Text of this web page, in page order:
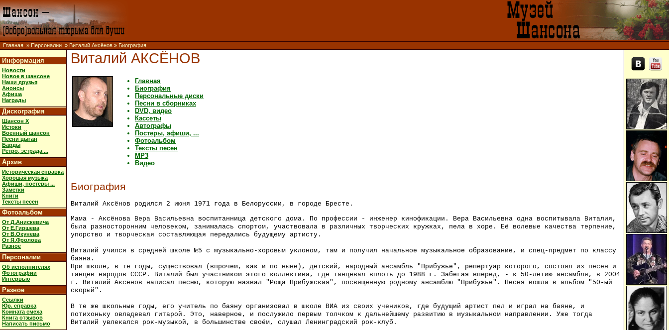
Главная » Персоналии » Виталий Аксёнов » Биография
Информация
Новости
Новое в шансоне
Наши друзья
Анонсы
Афиша
Награды
Дискография
Шансон X
Истоки
Военный шансон
Песни цыган
Барды
Ретро, эстрада ...
Архив
Историческая справка
Хорошая музыка
Афиши, постеры ...
Заметки
Книги
Тексты песен
Фотоальбом
От Д.Анискевича
От Е.Гиршева
От В.Окунева
От Я.Фролова
Разное
Персоналии
Об исполнителях
Фотографии
Интервью
Разное
Ссылки
Юр. справка
Комната смеха
Книга отзывов
Написать письмо
Виталий АКСЁНОВ
Главная
Биография
Персональные диски
Песни в сборниках
DVD, видео
Кассеты
Автографы
Постеры, афиши, ...
Фотоальбом
Тексты песен
MP3
Видео
Биография
Виталий Аксёнов родился 2 июня 1971 года в Белоруссии, в городе Бресте.
Мама - Аксёнова Вера Васильевна воспитанница детского дома. По профессии - инженер кинофикации. Вера Васильевна одна воспитывала Виталия,
была разносторонним человеком, занималась спортом, участвовала в различных творческих кружках, пела в хоре. Её волевые качества терпение,
упорство и творческая составляющая передались будущему артисту.
Виталий учился в средней школе №5 с музыкально-хоровым уклоном, там и получил начальное музыкальное образование, и спец-предмет по классу
баяна.
При школе, в те годы, существовал (впрочем, как и по ныне), детский, народный ансамбль "Прибужье", репертуар которого, состоял из песен и
танцев народов СССР. Виталий был участником этого коллектива, где танцевал вплоть до 1988 г. Забегая вперёд, - к 50-летию ансамбля, в 2004
г. Виталий Аксёнов написал песню, которую назвал "Роща Прибужская", посвящённую родному ансамблю "Прибужье". Песня вошла в альбом "50-ый
скорый".
В те же школьные годы, его учитель по баяну организовал в школе ВИА из своих учеников, где будущий артист пел и играл на баяне, и
потихоньку овладевал гитарой. Это, наверное, и послужило первым толчком к дальнейшему развитию в музыкальном направлении. Уже тогда
Виталий увлекался рок-музыкой, в большинстве своём, слушал Ленинградский рок-клуб.